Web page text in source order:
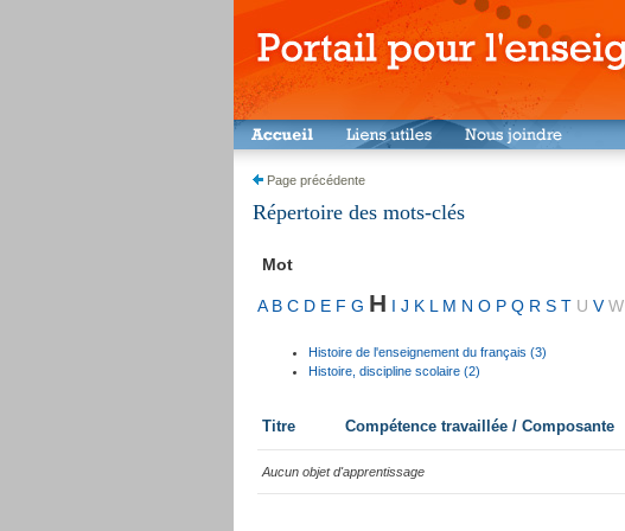
Page précédente
Répertoire des mots-clés
Mot
A B C D E F G H I J K L M N O P Q R S T U V W
Histoire de l'enseignement du français (3)
Histoire, discipline scolaire (2)
Titre Compétence travaillée / Composante
Aucun objet d'apprentissage